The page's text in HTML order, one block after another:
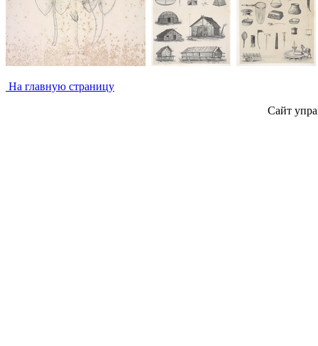
На главную страницу
Сайт